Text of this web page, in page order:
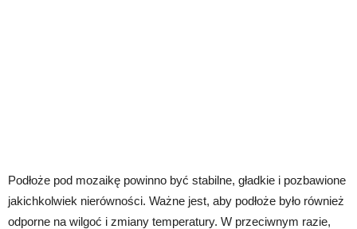
Podłoże pod mozaikę powinno być stabilne, gładkie i pozbawione
jakichkolwiek nierówności. Ważne jest, aby podłoże było również
odporne na wilgoć i zmiany temperatury. W przeciwnym razie,